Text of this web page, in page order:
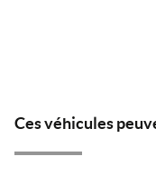
Ces véhicules